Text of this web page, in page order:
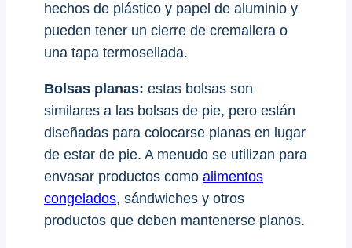
hechos de plástico y papel de aluminio y
pueden tener un cierre de cremallera o
una tapa termosellada.
Bolsas planas: estas bolsas son
similares a las bolsas de pie, pero están
diseñadas para colocarse planas en lugar
de estar de pie. A menudo se utilizan para
envasar productos como alimentos
congelados, sándwiches y otros
productos que deben mantenerse planos.